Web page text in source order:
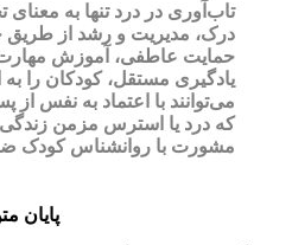
تاب‌آوری در درد تنها به
درک، مدیریت و رشد از طریق
حمایت عاطفی، آموزش
یادگیری مستقل، کودکان را
می‌توانند با اعتماد به نفس
که درد یا استرس مزمن
مشورت با روانشناس کودک
پایان